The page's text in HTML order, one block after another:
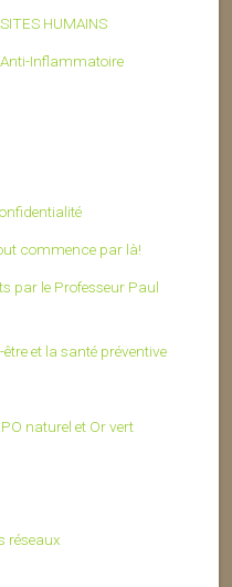
HUMAINS
Anti-Inflammatoire
commence par là!
par le Professeur Paul
et la santé préventive
naturel et Or vert
réseaux